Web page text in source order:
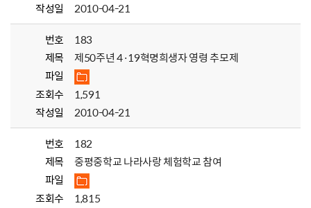
작성일
2010-04-21
번호
183
제목
제50주년 4·19혁명희생자 영령 추모제
파일
조회수
1,591
작성일
2010-04-21
번호
182
제목
중평중학교 나라사랑 체험학교 참여
파일
조회수
1,815